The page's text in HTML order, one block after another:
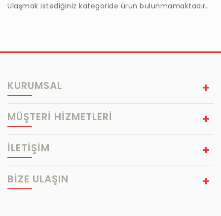
Ulaşmak istediğiniz kategoride ürün bulunmamaktadır...
KURUMSAL
MÜŞTERİ HİZMETLERİ
İLETİŞİM
BIZE ULAŞIN